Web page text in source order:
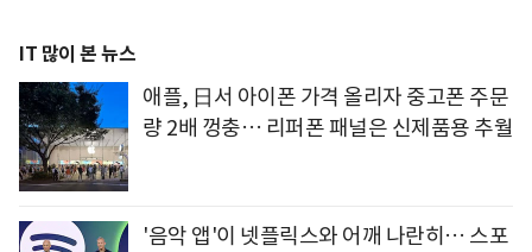
IT 많이 본 뉴스
애플, 日서 아이폰 가격 올리자 중고폰 주문
량 2배 껑충… 리퍼폰 패널은 신제품용 추월
'음악 앱'이 넷플릭스와 어깨 나란히… 스포